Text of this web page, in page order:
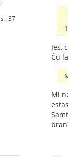
: 37
Jes,
Ĉu
Mi